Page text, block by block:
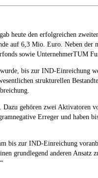
heute den erfolgreichen
auf 6,3 Mio. Euro. Neben
sowie UnternehmerTUM
bis zur IND-Einreichung
strukturellen
gehören zwei Aktivatoren
Erreger und haben
bis zur IND-Einreichung
grundlegend anderen